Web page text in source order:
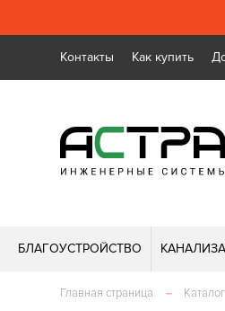
Контакты Как купить
БЛАГОУСТРОЙСТВО
Главная страница –